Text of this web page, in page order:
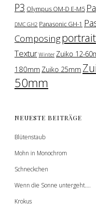
P3 Olympus OM-D E-M5
DMC GH2 Panasonic GH-1
Composingportrait
Textur Winter Zuiko 12-
180mm Zuiko 25mm
50mm
NEUESTE BEITRÄGE
Blütenstaub
Mohn in Monochrom
Schneckchen
Wenn die Sonne untergeht….
Krokus